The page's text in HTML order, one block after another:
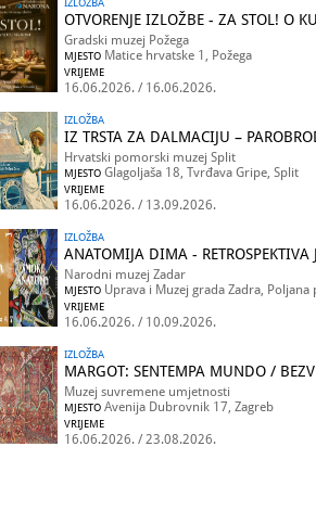
IZLOŽBA
OTVORENJE IZLOŽBE - ZA STOL! O
Gradski muzej Požega
MJESTO Matice hrvatske 1, Požega
VRIJEME
16.06.2026. / 16.06.2026.
IZLOŽBA
IZ TRSTA ZA DALMACIJU –
Hrvatski pomorski muzej Split
MJESTO Glagoljaša 18, Tvrđava Gripe, Split
VRIJEME
16.06.2026. / 13.09.2026.
IZLOŽBA
ANATOMIJA DIMA - RETROSPEKTIVA
Narodni muzej Zadar
MJESTO Uprava i Muzej grada Zadra,
VRIJEME
16.06.2026. / 10.09.2026.
IZLOŽBA
MARGOT: SENTEMPA MUNDO /
Muzej suvremene umjetnosti
MJESTO Avenija Dubrovnik 17, Zagreb
VRIJEME
16.06.2026. / 23.08.2026.